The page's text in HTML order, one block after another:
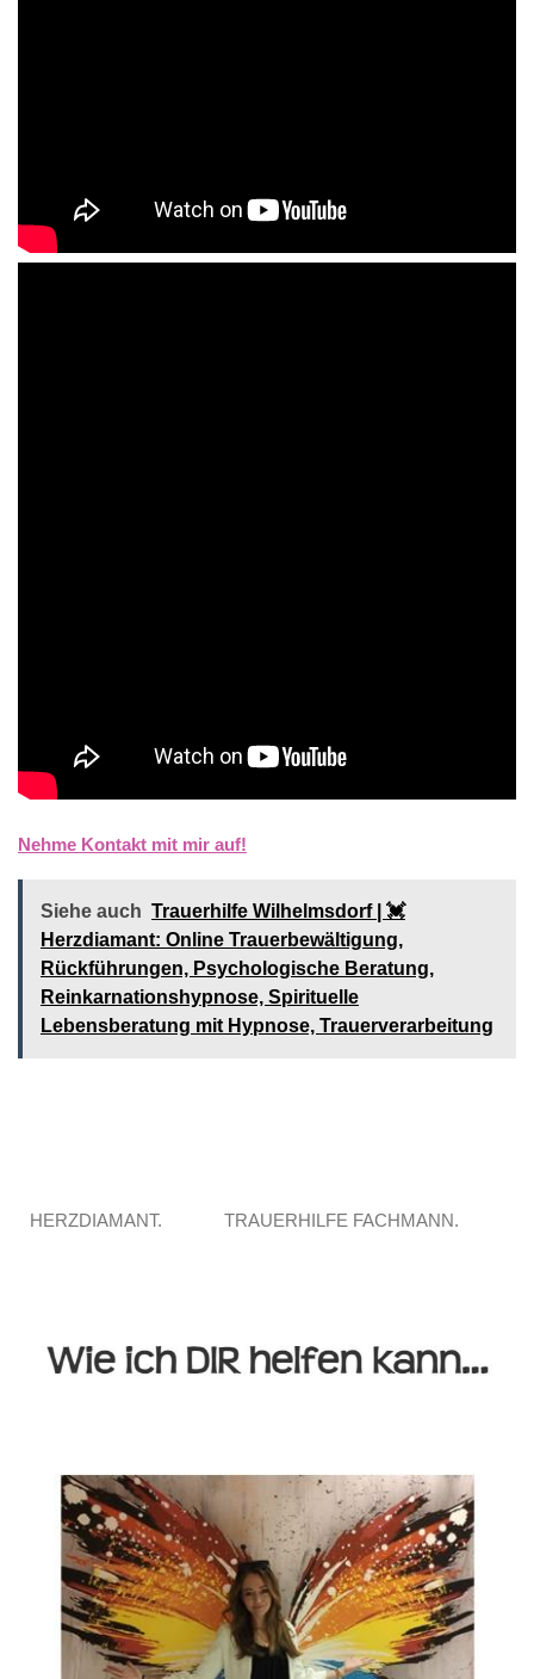
Nehme Kontakt mit mir auf!
Siehe auch Trauerhilfe Wilhelmsdorf | 💓️️
Herzdiamant: Online Trauerbewältigung,
Rückführungen, Psychologische Beratung,
Reinkarnationshypnose, Spirituelle
Lebensberatung mit Hypnose, Trauerverarbeitung
HERZDIAMANT. TRAUERHILFE FACHMANN.